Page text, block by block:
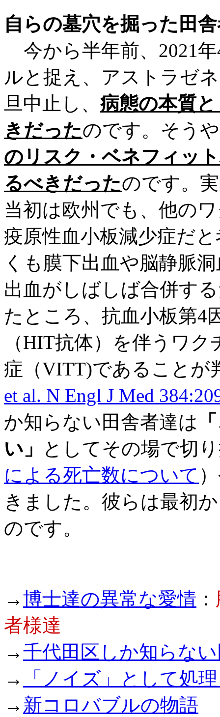
自らの墓穴を掘った田
今から半年前、2021
ルと捉え、アストラゼ
旦中止し、 病態の本質
きだったのです。そう
のリスク・ベネフィッ
るべきだったのです。
当初は欧州でも、他の
疫原性血小板減少症だ
くも膜下出血や脳静脈
出血がしばしば合併す
たところ、抗血小板第4
（HIT抗体）を伴うワ
症（VITT)であることが
et al. N Engl J Med
か知らない田舎者達は
い」
としてその場で切
による死亡数について
きました。彼らは最初
のです。
→博士達の異常な愛情 ：
者様達
→千代田区しか知らな
→
「ノイズ」として処
→ 新コロバブルの物語